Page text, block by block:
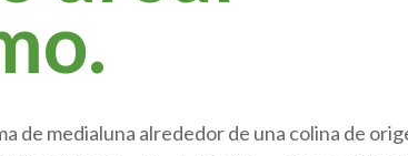
de medialuna alrededor de una colina de